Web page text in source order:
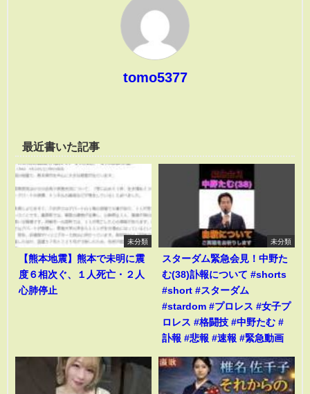
tomo5377
最近書いた記事
未分類
【熊本地震】熊本で未明に震
度６相次ぐ、１人死亡・２人
心肺停止
未分類
スターダム緊急会見！中野た
む(38)訃報について #shorts
#short #スターダム
#stardom #プロレス #女子プ
ロレス #格闘技 #中野たむ #
訃報 #悲報 #速報 #緊急動画